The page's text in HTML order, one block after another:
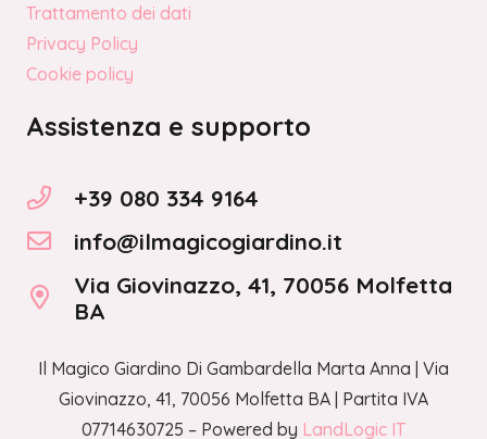
Trattamento dei dati
Privacy Policy
Cookie policy
Assistenza e supporto
+39 080 334 9164
info@ilmagicogiardino.it
Via Giovinazzo, 41, 70056 Molfetta
BA
Il Magico Giardino Di Gambardella Marta Anna | Via
Giovinazzo, 41, 70056 Molfetta BA | Partita IVA
07714630725 – Powered by LandLogic IT